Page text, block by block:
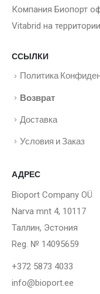
Компания Биопорт
Vitabrid на
ССЫЛКИ
Политика
Возврат
Доставка
Условия и Заказ
АДРЕС
Bioport Company OÜ
Narva mnt 4, 10117
Таллин, Эстония
Reg. № 14095659
+372 5873 4033
info@bioport.ee